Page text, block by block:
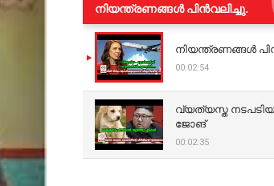
നിയന്ത്രണങ്ങള്‍ പിന്‍വലിച്ചു.
നിയന്ത്രണങ്ങള്‍
00:02:54
വ്യത്യസ്ത
ജോങ്
00:02:35